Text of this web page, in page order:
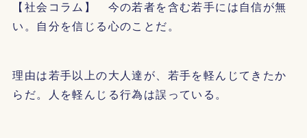
【社会コラム】 今の若者を含む若手には自信が無
い。自分を信じる心のことだ。
理由は若手以上の大人達が、若手を軽んじてきたか
らだ。人を軽んじる行為は誤っている。